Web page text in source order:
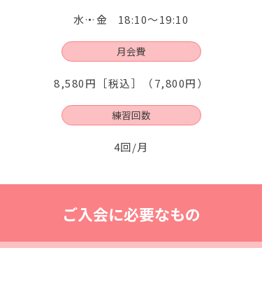
水・金 18:10～19:10
月会費
8,580円［税込］（7,800円）
練習回数
4回/月
ご入会に必要なもの